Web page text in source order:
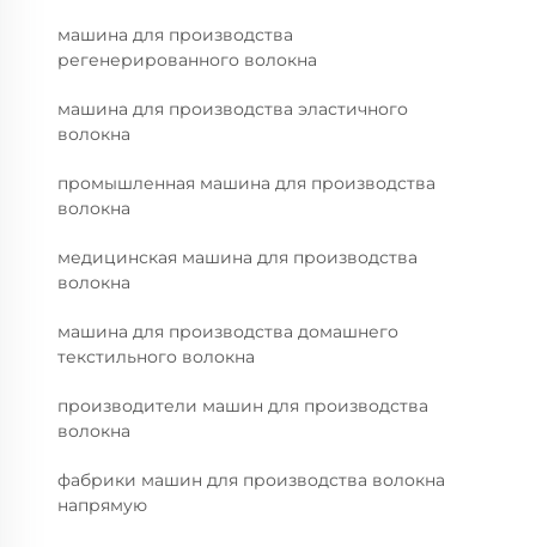
машина для производства
регенерированного волокна
машина для производства эластичного
волокна
промышленная машина для производства
волокна
медицинская машина для производства
волокна
машина для производства домашнего
текстильного волокна
производители машин для производства
волокна
фабрики машин для производства волокна
напрямую